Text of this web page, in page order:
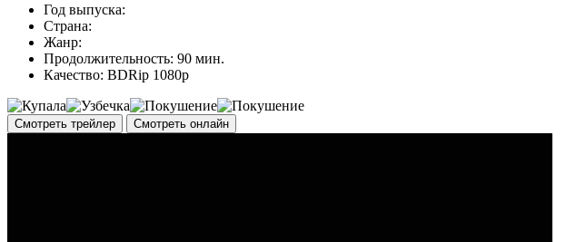
Год выпуска:
Страна:
Жанр:
Продолжительность: 90 мин.
Качество: BDRip 1080p
Смотреть трейлер Смотреть онлайн